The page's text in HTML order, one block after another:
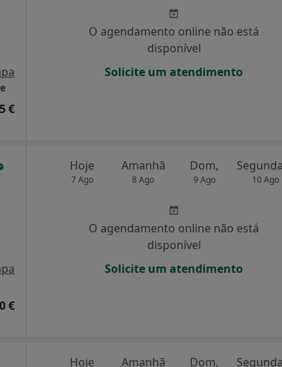
€
O agendamento online não está
disponível
Solicite um atendimento
€
Hoje
7 Ago
Amanhã
8 Ago
Dom,
9 Ago 10 Ago
O agendamento online não está
disponível
Solicite um atendimento
Hoje Amanhã Dom,